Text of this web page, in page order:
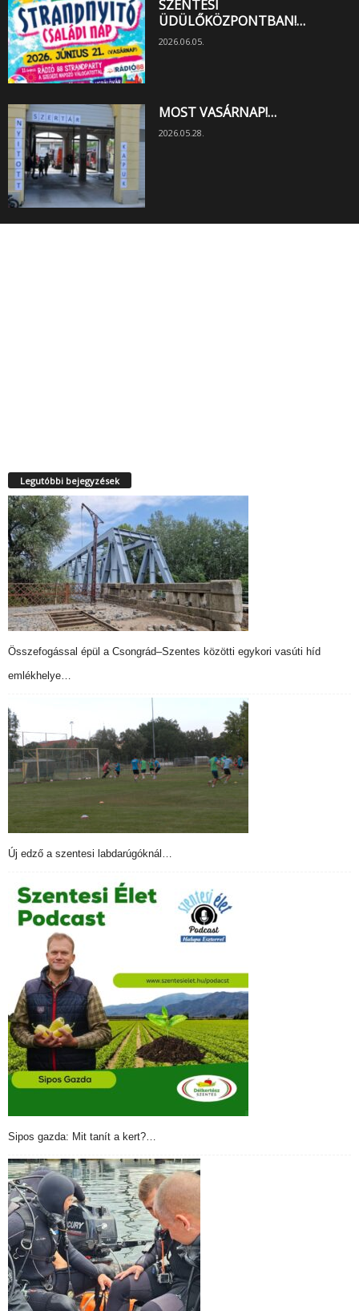
SZENTESI
ÜDÜLŐKÖZPONTBAN!…
2026.06.05.
MOST VASÁRNAP!…
2026.05.28.
Legutóbbi bejegyzések
Összefogással épül a Csongrád–Szentes közötti egykori vasúti híd
emlékhelye…
Új edző a szentesi labdarúgóknál…
Sipos gazda: Mit tanít a kert?…